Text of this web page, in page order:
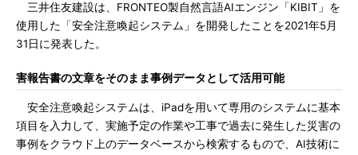
三井住友建設は、FRONTEO製自然言語AIエンジン「KIBIT」を
使用した「安全注意喚起システム」を開発したことを2021年5月
31日に発表した。
害報告書の文章をそのまま事例データとして活用可能
安全注意喚起システムは、iPadを用いて専用のシステムに基本
項目を入力して、実施予定の作業や工事で過去に発生した災害の
事例をクラウド上のデータベースから検索するもので、AI技術に